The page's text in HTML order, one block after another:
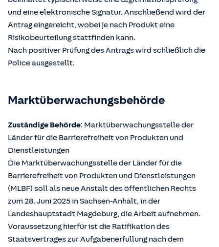
und eine elektronische Signatur. Anschließend wird der
Antrag eingereicht, wobei je nach Produkt eine
Risikobeurteilung stattfinden kann.
Nach positiver Prüfung des Antrags wird schließlich die
Police ausgestellt.
Marktüberwachungsbehörde
Zuständige Behörde: Marktüberwachungsstelle der
Länder für die Barrierefreiheit von Produkten und
Dienstleistungen
Die Marktüberwachungsstelle der Länder für die
Barrierefreiheit von Produkten und Dienstleistungen
(MLBF) soll als neue Anstalt des öffentlichen Rechts
zum 28. Juni 2025 in Sachsen-Anhalt, in der
Landeshauptstadt Magdeburg, die Arbeit aufnehmen.
Voraussetzung hierfür ist die Ratifikation des
Staatsvertrages zur Aufgabenerfüllung nach dem